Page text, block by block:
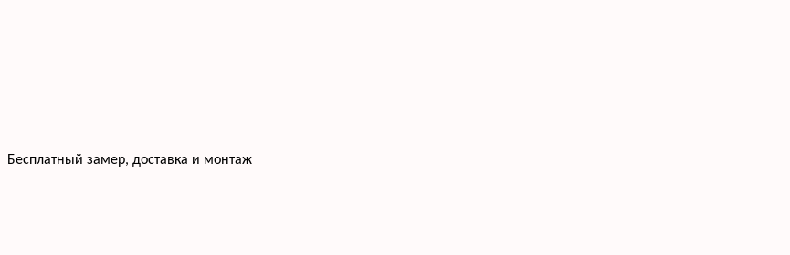
Бесплатный замер, доставка и монтаж